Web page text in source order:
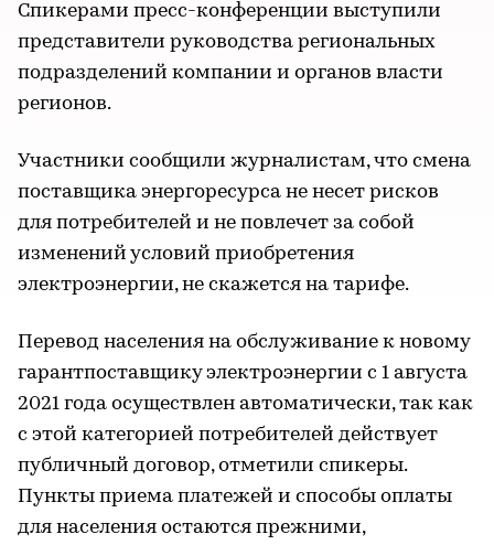
Спикерами пресс-конференции выступили
представители руководства региональных
подразделений компании и органов власти
регионов.
Участники сообщили журналистам, что смена
поставщика энергоресурса не несет рисков
для потребителей и не повлечет за собой
изменений условий приобретения
электроэнергии, не скажется на тарифе.
Перевод населения на обслуживание к новому
гарантпоставщику электроэнергии с 1 августа
2021 года осуществлен автоматически, так как
с этой категорией потребителей действует
публичный договор, отметили спикеры.
Пункты приема платежей и способы оплаты
для населения остаются прежними,